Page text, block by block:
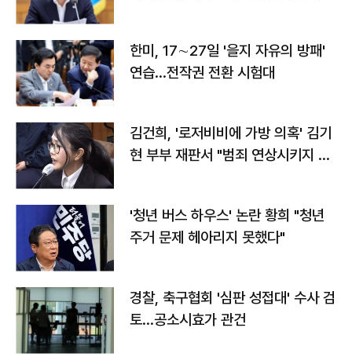
한미, 17∼27일 '을지 자유의 방패'
연습…전작권 전환 시험대
김건희, '로저비비에 가방 의혹' 김기
현 부부 재판서 "범죄 연상시키지 말
'청년 버스 하우스' 논란 황희 "청년
주거 문제 헤아리지 못했다"
경찰, 축구협회 '심판 성접대' 수사 검
토…공소시효가 관건